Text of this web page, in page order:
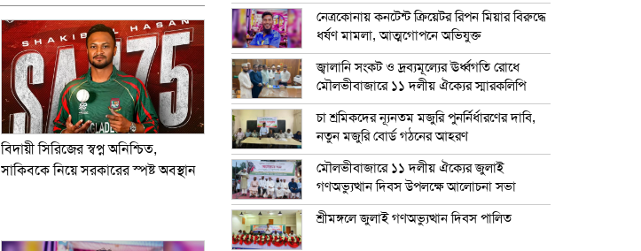
বিদায়ী সিরিজের স্বপ্ন অনিশ্চিত,
সাকিবকে নিয়ে সরকারের স্পষ্ট অবস্থান
নেত্রকোনায় কনটেন্ট ক্রিয়েটর রিপন মিয়ার বিরুদ্ধে
ধর্ষণ মামলা, আত্মগোপনে অভিযুক্ত
জ্বালানি সংকট ও দ্রব্যমূল্যের ঊর্ধ্বগতি রোধে
মৌলভীবাজারে ১১ দলীয় ঐক্যের স্মারকলিপি
চা শ্রমিকদের ন্যূনতম মজুরি পুনর্নির্ধারণের দাবি,
নতুন মজুরি বোর্ড গঠনের আহরণ
মৌলভীবাজারে ১১ দলীয় ঐক্যের জুলাই
গণঅভ্যুত্থান দিবস উপলক্ষে আলোচনা সভা
শ্রীমঙ্গলে জুলাই গণঅভ্যুত্থান দিবস পালিত